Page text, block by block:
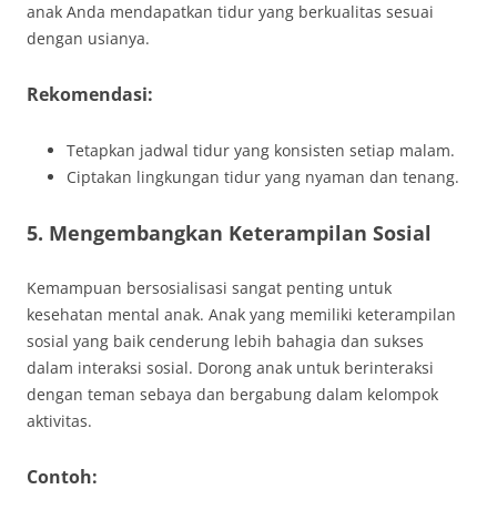
anak Anda mendapatkan tidur yang berkualitas sesuai
dengan usianya.
Rekomendasi:
Tetapkan jadwal tidur yang konsisten setiap malam.
Ciptakan lingkungan tidur yang nyaman dan tenang.
5. Mengembangkan Keterampilan Sosial
Kemampuan bersosialisasi sangat penting untuk
kesehatan mental anak. Anak yang memiliki keterampilan
sosial yang baik cenderung lebih bahagia dan sukses
dalam interaksi sosial. Dorong anak untuk berinteraksi
dengan teman sebaya dan bergabung dalam kelompok
aktivitas.
Contoh: